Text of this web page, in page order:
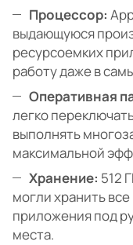
Процессор:
выдающуюся
ресурсоемких
работу даже в
Оперативная
легко
выполнять
максимальной
Хранение: 512
могли хранить
приложения под
места.